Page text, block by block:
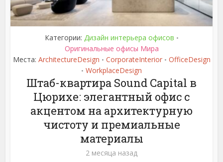
Категории: Дизайн интерьера офисов •
Оригинальные офисы Мира
Места: ArchitectureDesign • CorporateInterior • OfficeDesign
• WorkplaceDesign
Штаб-квартира Sound Capital в
Цюрихе: элегантный офис с
акцентом на архитектурную
чистоту и премиальные
материалы
2 месяца назад